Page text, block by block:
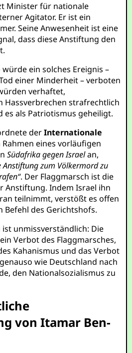
Minister für nationale
Agitator. Er ist ein
Seine Anwesenheit ist eine
dass diese Anstiftung den
würde ein solches Ereignis –
einer Minderheit – verboten
verhaftet,
Hassverbrechen strafrechtlich
es als Patriotismus geheiligt.
derInternationale
eines vorläufigen
Südafrika gegen Israelan,
zum Völkermord zu
. Der Flaggmarsch ist die
Anstiftung. Indem Israel ihn
teilnimmt, verstößt es offen
Befehl des Gerichtshofs.
unmissverständlich: Die
Verbot des Flaggmarsches,
Kahanismus und das Verbot
wie Deutschland nach
den Nationalsozialismus zu
von Itamar Ben-